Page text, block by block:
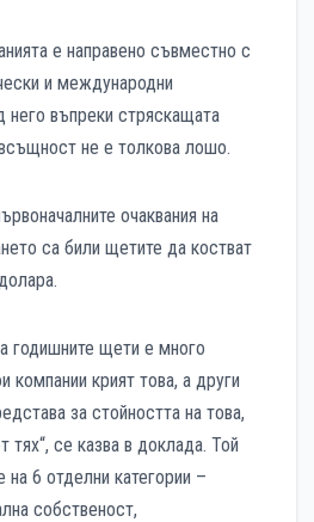
е направено съвместно с
и международни
него въпреки стряскащата
не е толкова лошо.
очаквания на
са били щетите да костват
годишните щети е много
компании крият това, а други
за стойността на това,
тях“, се казва в доклада. Той
на 6 отделни категории –
собственост,